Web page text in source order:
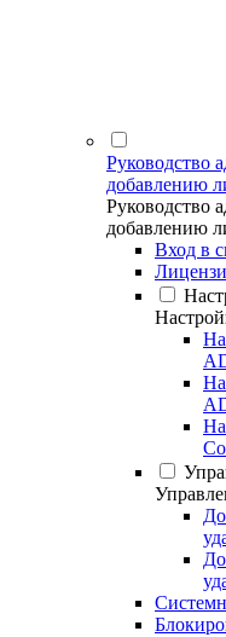
Руководство
добавлению
Руководство
добавлению
Вход в